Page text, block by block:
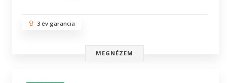
3 év garancia
MEGNÉZEM